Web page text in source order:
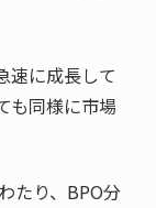
速に成長して
も同様に市場
たり、BPO分